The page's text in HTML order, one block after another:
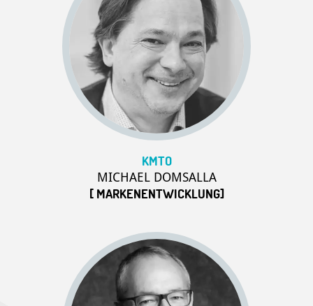
KMTO
MICHAEL DOMSALLA
[ MARKENENTWICKLUNG]